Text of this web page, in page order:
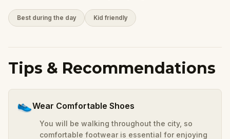
Best during the day Kid friendly
Tips & Recommendations
👟Wear Comfortable Shoes
You will be walking throughout the city, so
comfortable footwear is essential for enjoying